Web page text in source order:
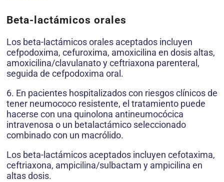
Beta-lactámicos orales
Los beta-lactámicos orales aceptados incluyen
cefpodoxima, cefuroxima, amoxicilina en dosis altas,
amoxicilina/clavulanato y ceftriaxona parenteral,
seguida de cefpodoxima oral.
6. En pacientes hospitalizados con riesgos clínicos de
tener neumococo resistente, el tratamiento puede
hacerse con una quinolona antineumocócica
intravenosa o un betalactámico seleccionado
combinado con un macrólido.
Los beta-lactámicos aceptados incluyen cefotaxima,
ceftriaxona, ampicilina/sulbactam y ampicilina en
altas dosis.